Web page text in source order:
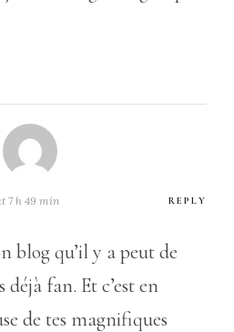
7 h 49 min REPLY
blog qu’il y a peut de
déjà fan. Et c’est en
de tes magnifiques